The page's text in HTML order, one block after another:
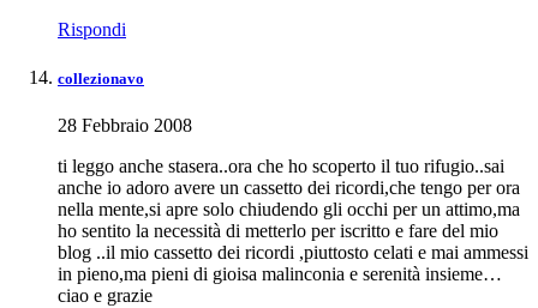
Rispondi
collezionavo
28 Febbraio 2008
ti leggo anche stasera..ora che ho scoperto il tuo rifugio..sai
anche io adoro avere un cassetto dei ricordi,che tengo per ora
nella mente,si apre solo chiudendo gli occhi per un attimo,ma
ho sentito la necessità di metterlo per iscritto e fare del mio
blog ..il mio cassetto dei ricordi ,piuttosto celati e mai ammessi
in pieno,ma pieni di gioisa malinconia e serenità insieme…
ciao e grazie